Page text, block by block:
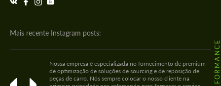
Mais recente Instagram posts:
Nossa empresa é especializada no fornecimento de premium
de optimização de soluções de sourcing e de reposição de
peças de carro. Nós sempre colocar o nosso cliente na